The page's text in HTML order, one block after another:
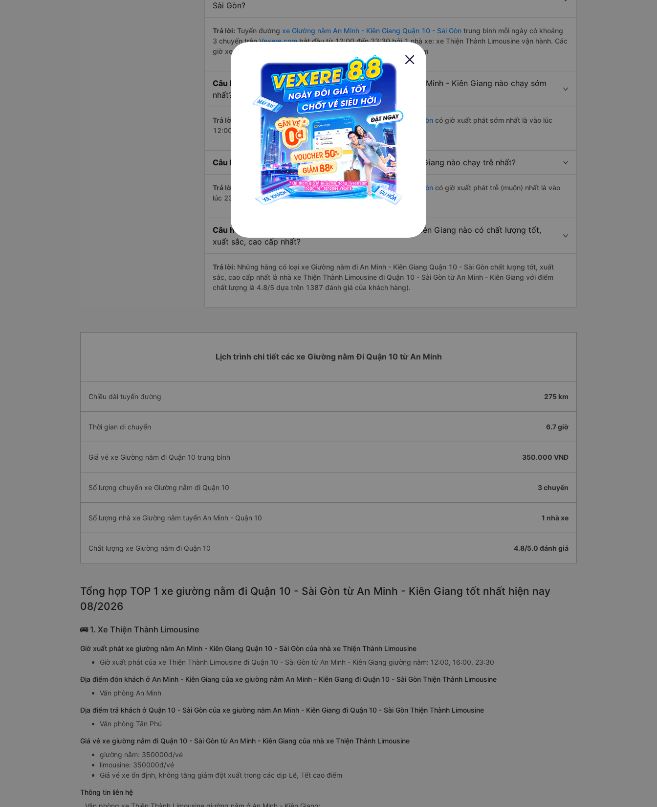
Sài Gòn?
Trả lời: Tuyến đường xe Giường nằm An Minh - Kiên Giang Quận 10 - Sài Gòn trung bình mỗi ngày có khoảng
3 chuyến trênVexere.combắt đầu từ 12:00 đến 23:30 bởi 1 nhà xe: xe Thiện Thành Limousine vận hành. Các
giờ xe chạy có đầy đủ cả ban ngày, buổi trưa, buổi chiều, ban đêm
Câu hỏi:
Nhà xe Giường nằm đi Quận 10 - Sài Gòn từ An Minh - Kiên Giang nào chạy sớm
nhất?
Trả lời: ChuyếnGiường nằm An Minh - Kiên Giang Quận 10 - Sài Gòn có giờ xuất phát sớm nhất là vào lúc
12:00 là của nhà xe Thiện Thành Limousine.
Câu hỏi: Nhà xe đi Quận 10 - Sài Gòn từ An Minh - Kiên Giang nào chạy trễ nhất?
Trả lời: ChuyếnGiường nằm An Minh - Kiên Giang Quận 10 - Sài Gòn có giờ xuất phát trễ (muộn) nhất là vào
lúc 23:30 là của nhà xe Thiện Thành Limousine.
Câu hỏi:
Review xe đi Quận 10 - Sài Gòn từ An Minh - Kiên Giang nào có chất lượng tốt,
xuất sắc, cao cấp nhất?
Trả lời: Những hãng có loại xe Giường nằm đi An Minh - Kiên Giang Quận 10 - Sài Gòn chất lượng tốt, xuất
sắc, cao cấp nhất là nhà xe Thiện Thành Limousine đi Quận 10 - Sài Gòn từ An Minh - Kiên Giang với điểm
chất lượng là 4.8/5 dựa trên 1387 đánh giá của khách hàng).
Lịch trình chi tiết các xe Giường nằm Đi Quận 10 từ An Minh
Chiều dài tuyến đường 275 km
Thời gian di chuyển 6.7 giờ
Giá vé xe Giường nằm đi Quận 10 trung bình 350.000 VNĐ
Số lượng chuyến xe Giường nằm đi Quận 10 3 chuyến
Số lượng nhà xe Giường nằm tuyến An Minh - Quận 10 1 nhà xe
Chất lượng xe Giường nằm đi Quận 10 4.8/5.0 đánh giá
Tổng hợp TOP 1 xe giường nằm đi Quận 10 - Sài Gòn từ An Minh - Kiên Giang tốt nhất hiện nay
08/2026
🚌 1. Xe Thiện Thành Limousine
Giờ xuất phát xe giường nằm An Minh - Kiên Giang Quận 10 - Sài Gòn của nhà xe Thiện Thành Limousine
Giờ xuất phát của xe Thiện Thành Limousine đi Quận 10 - Sài Gòn từ An Minh - Kiên Giang giường nằm: 12:00, 16:00, 23:30
Địa điểm đón khách ở An Minh - Kiên Giang của xe giường nằm An Minh - Kiên Giang đi Quận 10 - Sài Gòn Thiện Thành Limousine
Văn phòng An Minh
Địa điểm trả khách ở Quận 10 - Sài Gòn của xe giường nằm An Minh - Kiên Giang đi Quận 10 - Sài Gòn Thiện Thành Limousine
Văn phòng Tân Phú
Giá vé xe giường nằm đi Quận 10 - Sài Gòn từ An Minh - Kiên Giang của nhà xe Thiện Thành Limousine
giường nằm: 350000đ/vé
limousine: 350000đ/vé
Giá vé xe ổn định, không tăng giảm đột xuất trong các dịp Lễ, Tết cao điểm
Thông tin liên hệ